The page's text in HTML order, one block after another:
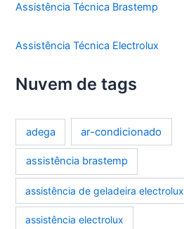
Assistência Técnica Brastemp
Assistência Técnica Electrolux
Nuvem de tags
adega ar-condicionado
assistência brastemp
assistência de geladeira electrolux
assistência electrolux